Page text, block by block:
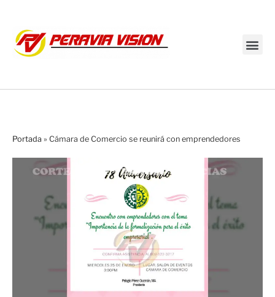
Portada » Cámara de Comercio se reunirá con emprendedores